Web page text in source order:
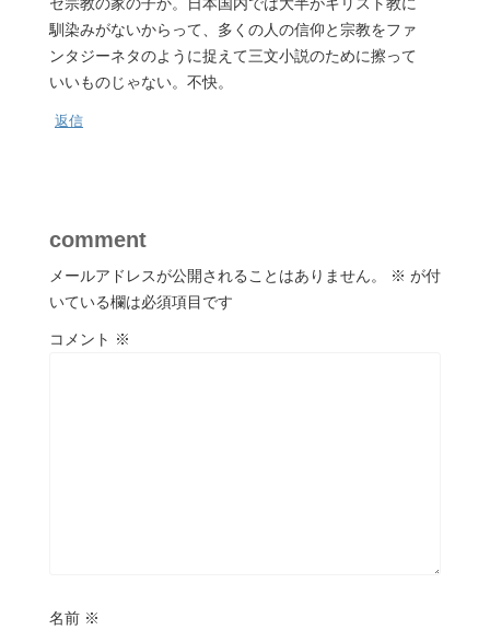
馴染みがないからって、多くの人の信仰と宗教をファ
ンタジーネタのように捉えて三文小説のために擦って
いいものじゃない。不快。
返信
comment
メールアドレスが公開されることはありません。 ※ が付
いている欄は必須項目です
コメント ※
名前 ※